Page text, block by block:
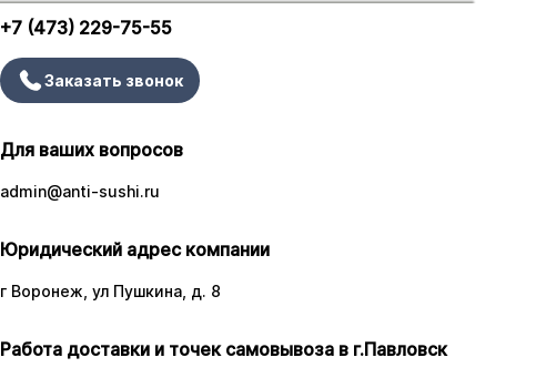
+7 (473) 229-75-55
Заказать звонок
Для ваших вопросов
admin@anti-sushi.ru
Юридический адрес компании
г Воронеж, ул Пушкина, д. 8
Работа доставки и точек самовывоза в г.Павловск